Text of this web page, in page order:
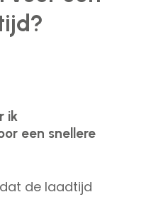
ik
een snellere
de laadtijd